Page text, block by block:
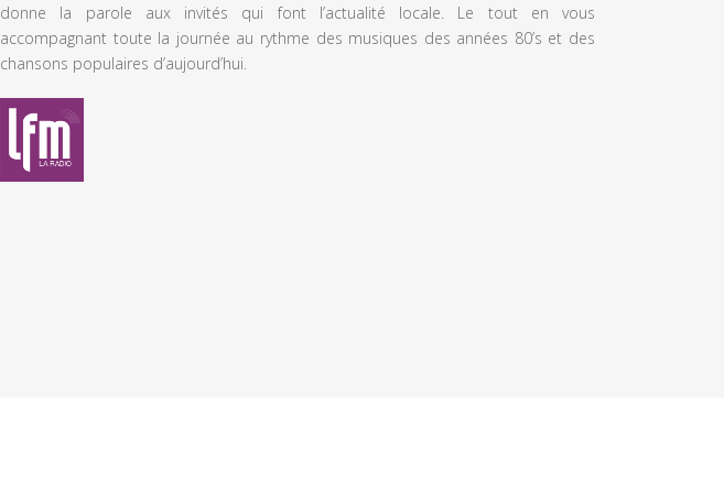
donne la parole aux invités qui font l’actualité locale. Le tout en vous
accompagnant toute la journée au rythme des musiques des années 80’s et des
chansons populaires d’aujourd’hui.